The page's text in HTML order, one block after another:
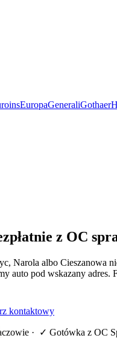
EuropaGeneraliGothaer
z OC
Narola albo Cieszanowa
auto pod wskazany
kontaktowy
· ✓ Gotówka z OC